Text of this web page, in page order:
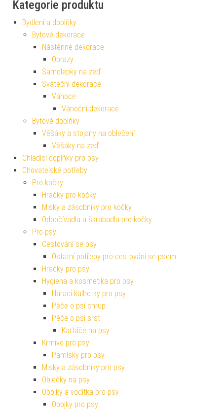
Kategorie produktu
Bydlení a doplňky
Bytové dekorace
Nástěnné dekorace
Obrazy
Samolepky na zeď
Sváteční dekorace
Vánoce
Vánoční dekorace
Bytové doplňky
Věšáky a stojany na oblečení
Věšáky na zeď
Chladící doplňky pro psy
Chovatelské potřeby
Pro kočky
Hračky pro kočky
Misky a zásobníky pro kočky
Odpočívadla a škrabadla pro kočky
Pro psy
Cestování se psy
Ostatní potřeby pro cestování se psem
Hračky pro psy
Hygiena a kosmetika pro psy
Hárací kalhotky pro psy
Péče o psí chrup
Péče o psí srst
Kartáče na psy
Krmivo pro psy
Pamlsky pro psy
Misky a zásobníky pro psy
Oblečky na psy
Obojky a vodítka pro psy
Obojky pro psy